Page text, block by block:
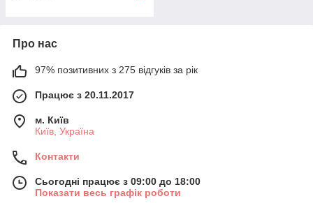
Про нас
97% позитивних з 275 відгуків за рік
Працює з 20.11.2017
м. Київ
Київ, Україна
Контакти
Сьогодні працює з 09:00 до 18:00
Показати весь графік роботи